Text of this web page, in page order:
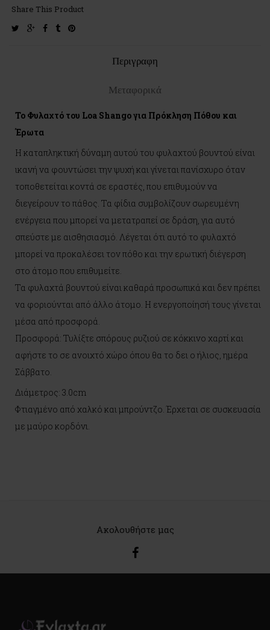
Share This Product
twittergoogle-facebook
tumblrpinterest
Περιγραφη
Μεταφορικά
Το Φυλαχτό του Loa Shango για Πρόκληση Πόθου και
Έρωτα
Η καταπληκτική δύναμη αυτού του φυλαχτού βουντού είναι
ικανή να φουντώσει την ψυχή και γίνεται πανίσχυρο όταν
τοποθετείται κοντά σε εραστές, που επιθυμούν να
διεγείρουν το πάθος. Τα φίδια συμβολίζουν σωρευμένη
ενέργεια που μπορεί να μετατραπεί σε δράση, για αυτό
σπεύστε με αισθησιασμό. Λέγεται ότι αυτό το φυλαχτό
μπορεί να προκαλέσει τον πόθο και την ερωτική διέγερση
στο άτομο που επιθυμείτε.
Τα φυλαχτά βουντού είναι καθαρά προσωπικά και δεν πρέπει
να φοριούνται από άλλο άτομο. Η ενεργοποίησή τους γίνεται
μέσα από προσφορά.
Προσφορά: Τυλίξτε σπόρους ρυζιού σε κόκκινο χαρτί και
αφήστε το σε ανοιχτό χώρο όπου θα το δει ο ήλιος, ημέρα
Σάββατο.
Διάμετρος: 3.0cm
Φτιαγμένο από χαλκό και μπρούντζο. Έρχεται σε συσκευασία
με μαύρο κορδόνι.
Ακολουθήστε μας